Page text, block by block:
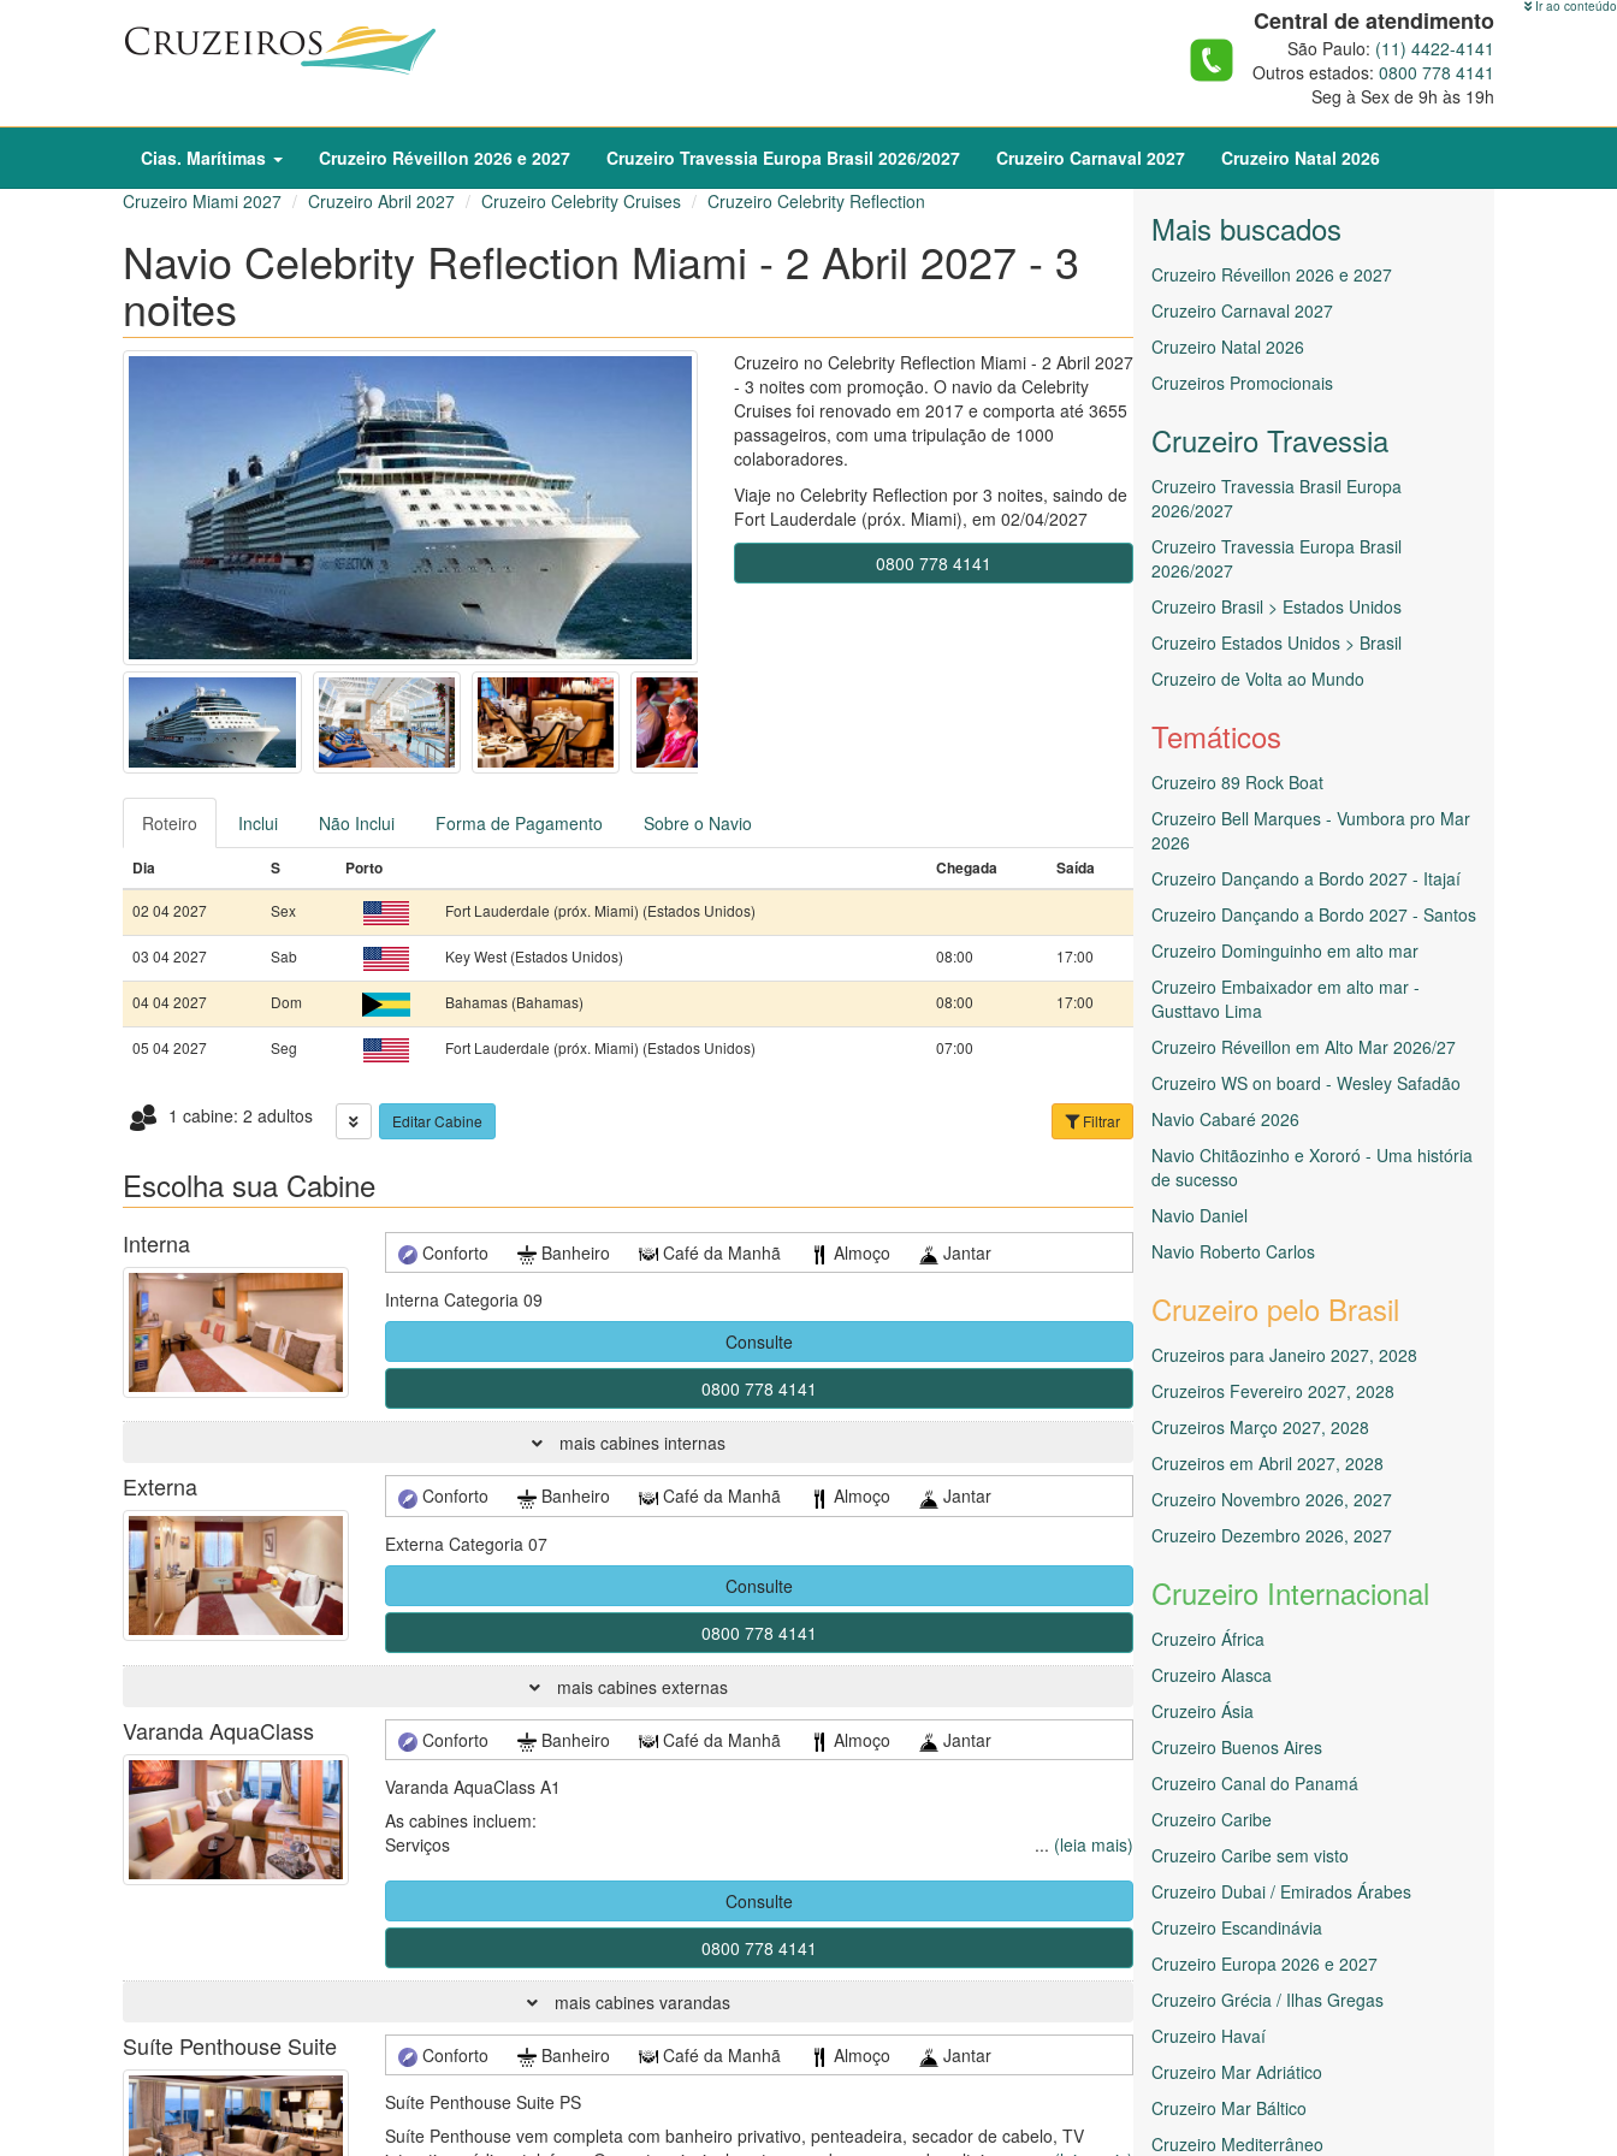
Ir ao conteúdo
Central de atendimento
São Paulo: (11) 4422-4141
Outros estados: 0800 778 4141
Seg à Sex de 9h às 19h
Cias. Marítimas Cruzeiro Réveillon 2026 e 2027 Cruzeiro Travessia Europa Brasil 2026/2027 Cruzeiro Carnaval 2027 Cruzeiro Natal 2026
Cruzeiro Miami 2027
Cruzeiro Abril 2027 Cruzeiro Celebrity Cruises Cruzeiro Celebrity Reflection
Navio Celebrity Reflection Miami - 2 Abril 2027 - 3
noites
Cruzeiro no Celebrity Reflection Miami - 2 Abril 2027
- 3 noites com promoção. O navio da Celebrity
Cruises foi renovado em 2017 e comporta até 3655
passageiros, com uma tripulação de 1000
colaboradores.
Viaje no Celebrity Reflection por 3 noites, saindo de
Fort Lauderdale (próx. Miami), em 02/04/2027
0800 778 4141
Roteiro Inclui Não Inclui Forma de Pagamento Sobre o Navio
Dia S Porto Chegada Saída
02 04 2027 Sex Fort Lauderdale (próx. Miami) (Estados Unidos)
03 04 2027 Sab Key West (Estados Unidos) 08:00 17:00
04 04 2027 Dom Bahamas (Bahamas) 08:00 17:00
05 04 2027 Seg Fort Lauderdale (próx. Miami) (Estados Unidos) 07:00
Filtrar
1 cabine: 2 adultos Editar Cabine
Escolha sua Cabine
Interna Conforto Banheiro Café da Manhã Almoço
Jantar
Interna Categoria 09
Consulte
0800 778 4141
mais cabines internas
Externa Conforto Banheiro Café da Manhã Almoço
Jantar
Externa Categoria 07
Consulte
0800 778 4141
mais cabines externas
Varanda AquaClass Conforto Banheiro Café da Manhã Almoço
Jantar
Varanda AquaClass A1
... (leia mais)
As cabines incluem:
Serviços
Nosso serviço de quarto com assinatura amigável e personalizada com uma proporção de quase
2,1 de Passageiro para colaborador.
Serviço de quarto duas vezes ao dia (limpeza e organização)
Fornecimento de gelo diariamente em baldes de aço inoxidável
Jantar
Serviço de quarto 24 horas como cortesia
Facilidades
Roupão
Sacola de viagem como cortesia
Consulte
0800 778 4141
mais cabines varandas
Suíte Penthouse Suite Conforto Banheiro Café da Manhã Almoço
Jantar
Suíte Penthouse Suite PS
Suíte Penthouse vem completa com banheiro privativo, penteadeira, secador de cabelo, TV
Mais buscados
Cruzeiro Réveillon 2026 e 2027
Cruzeiro Carnaval 2027
Cruzeiro Natal 2026
Cruzeiros Promocionais
Cruzeiro Travessia
Cruzeiro Travessia Brasil Europa
2026/2027
Cruzeiro Travessia Europa Brasil
2026/2027
Cruzeiro Brasil > Estados Unidos
Cruzeiro Estados Unidos > Brasil
Cruzeiro de Volta ao Mundo
Temáticos
Cruzeiro 89 Rock Boat
Cruzeiro Bell Marques - Vumbora pro Mar
2026
Cruzeiro Dançando a Bordo 2027 - Itajaí
Cruzeiro Dançando a Bordo 2027 - Santos
Cruzeiro Dominguinho em alto mar
Cruzeiro Embaixador em alto mar -
Gusttavo Lima
Cruzeiro Réveillon em Alto Mar 2026/27
Cruzeiro WS on board - Wesley Safadão
Navio Cabaré 2026
Navio Chitãozinho e Xororó - Uma história
de sucesso
Navio Daniel
Navio Roberto Carlos
Cruzeiro pelo Brasil
Cruzeiros para Janeiro 2027, 2028
Cruzeiros Fevereiro 2027, 2028
Cruzeiros Março 2027, 2028
Cruzeiros em Abril 2027, 2028
Cruzeiro Novembro 2026, 2027
Cruzeiro Dezembro 2026, 2027
Cruzeiro Internacional
Cruzeiro África
Cruzeiro Alasca
Cruzeiro Ásia
Cruzeiro Buenos Aires
Cruzeiro Canal do Panamá
Cruzeiro Caribe
Cruzeiro Caribe sem visto
Cruzeiro Dubai / Emirados Árabes
Cruzeiro Escandinávia
Cruzeiro Europa 2026 e 2027
Cruzeiro Grécia / Ilhas Gregas
Cruzeiro Havaí
Cruzeiro Mar Adriático
Cruzeiro Mar Báltico
Cruzeiro Mediterrâneo